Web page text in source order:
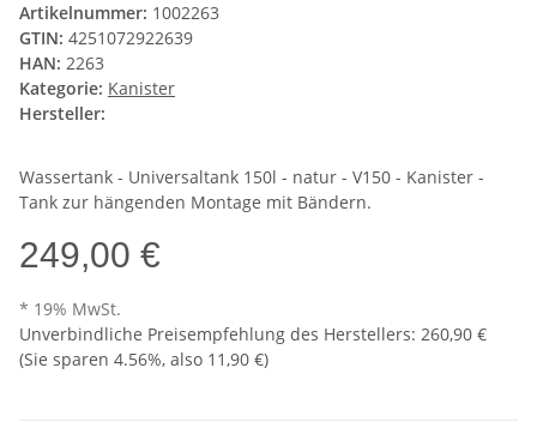
Artikelnummer: 1002263
GTIN: 4251072922639
HAN: 2263
Kategorie: Kanister
Hersteller:
Wassertank - Universaltank 150l - natur - V150 - Kanister -
Tank zur hängenden Montage mit Bändern.
249,00 €
* 19% MwSt.
Unverbindliche Preisempfehlung des Herstellers: 260,90 €
(Sie sparen 4.56%, also 11,90 €)